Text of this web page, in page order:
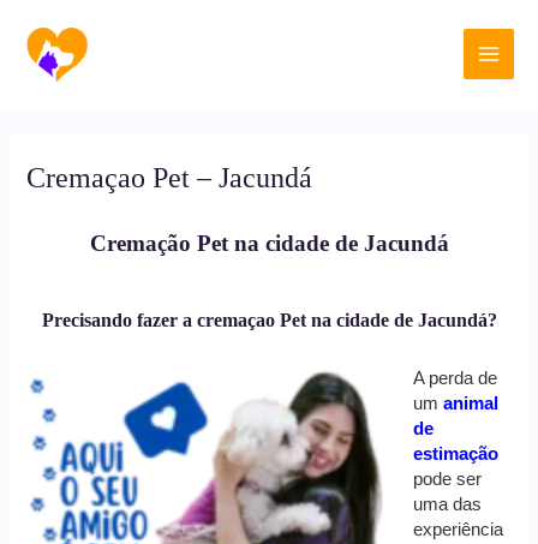
para
conteúdo
Main
Cremaçao Pet – Jacundá
Cremação Pet na cidade de Jacundá
Precisando fazer a cremaçao Pet na cidade de Jacundá?
A perda de
umanimal
de
estimação
pode ser
uma das
experiência